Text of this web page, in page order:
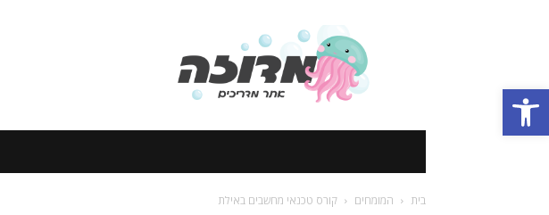
Open toolbar
מדריכים
בית המומחים קורס טכנאי מחשבים באילת